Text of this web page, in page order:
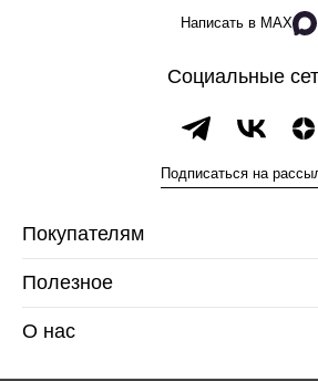
Написать в MAX
Социальные
Подписаться на
Покупателям
Полезное
О нас